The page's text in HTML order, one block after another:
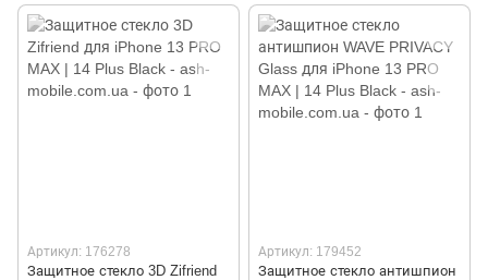
Артикул: 176278
Защитное стекло 3D Zifriend
Артикул: 179452
Защитное стекло антишпион